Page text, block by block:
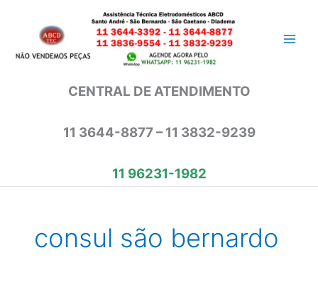
conteúdo
CENTRAL DE ATENDIMENTO
11 3644-8877 – 11 3832-9239
11 96231-1982
consul são bernardo